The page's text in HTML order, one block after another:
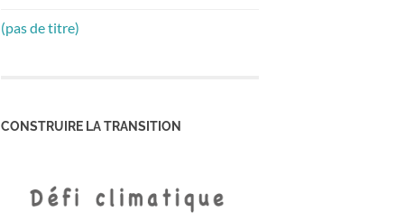
(pas de titre)
CONSTRUIRE LA TRANSITION